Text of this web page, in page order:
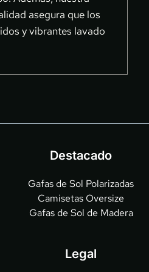
asegura que los
y vibrantes lavado
Destacado
Gafas de Sol Polarizadas
Camisetas Oversize
Gafas de Sol de Madera
Legal